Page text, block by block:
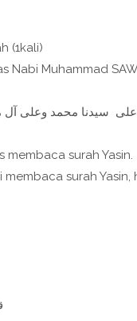
(1kali)
Nabi Muhammad SAW
على سيدنا محمد وعلى
membaca surah Yasin.
membaca surah Yasin,